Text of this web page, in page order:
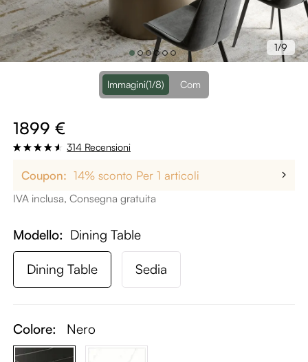
1/9
lmmagini(1/8) Com
1899 €
314 Recensioni
Coupon: 14% sconto Per 1 articoli
IVA inclusa, Consegna gratuita
Modello Dining Table
Dining Table Sedia
Colore: Nero